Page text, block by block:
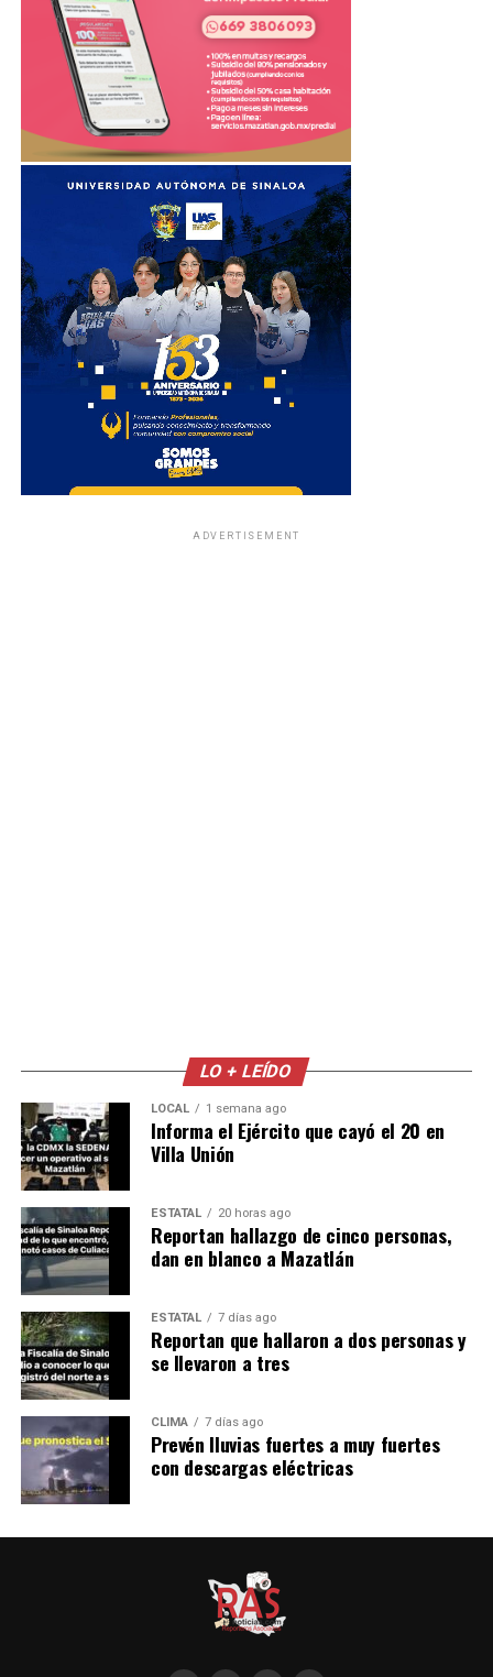
ADVERTISEMENT
LO + LEÍDO
LOCAL 1 semana ago
Informa el Ejército que cayó el 20 en
Villa Unión
ESTATAL 20 horas ago
Reportan hallazgo de cinco personas,
dan en blanco a Mazatlán
ESTATAL 7 días ago
Reportan que hallaron a dos personas y
se llevaron a tres
CLIMA 7 días ago
Prevén lluvias fuertes a muy fuertes
con descargas eléctricas